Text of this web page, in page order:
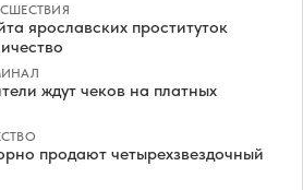
ярославских проституток
ждут чеков на платных
продают четырехзвездочный